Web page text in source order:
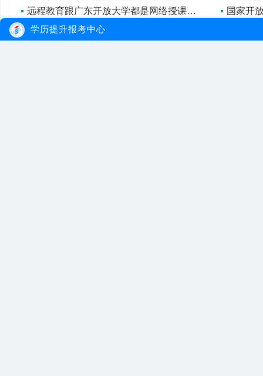
远程教育跟广东开放大学都是网络授课为主吗？
国家开
学历提升报考中心